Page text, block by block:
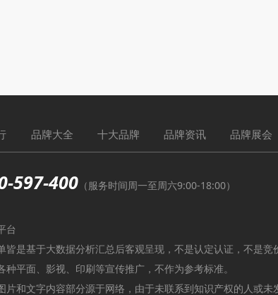
品牌大全 十大品牌 品牌资讯 品牌展会
597-400 （服务时间周一至周六9:00-18:00）
台
皆是基于大数据分析汇总后客观呈现，不是认定认证，不是
平面、影视、印刷等宣传推广，不作为参考标准。
片和文字内容部分源于网络，由于未联系到知识产权的人或